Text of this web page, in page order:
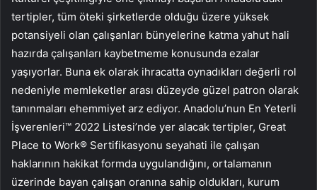
tertipler, tüm öteki şirketlerde olduğu üzere yüksek
potansiyeli olan çalışanları bünyelerine katma yahut hali
hazırda çalışanları kaybetmeme konusunda ezalar
yaşıyorlar. Buna ek olarak ihracatta oynadıkları değerli rol
nedeniyle memleketler arası düzeyde güzel patron olarak
tanınmaları ehemmiyet arz ediyor. Anadolu’nun En Yeterli
İşverenleri™ 2022 Listesi’nde yer alacak tertipler, Great
Place to Work® Sertifikasyonu seyahati ile çalışan
haklarının hakikat formda uygulandığını, ortalamanın
üzerinde bayan çalışan oranına sahip oldukları, kurum